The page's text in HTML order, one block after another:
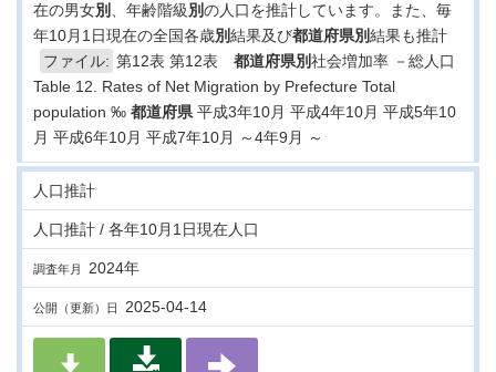
在の男女別 、年齢階級別の人口を推計しています。また、毎
年10月1日現在の全国各歳別結果及び都道府県別結果も推計
ファイル: 第12表 第12表 都道府県別社会増加率 －総人口
Table 12. Rates of Net Migration by Prefecture Total
population ‰ 都道府県平成3年10月 平成4年10月 平成5年10
月 平成6年10月 平成7年10月 ～4年9月 ～
人口推計
人口推計 / 各年10月1日現在人口
調査年月 2024年
公開（更新）日 2025-04-14